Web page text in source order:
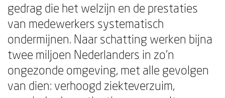
gedrag die het welzijn en de prestaties
van medewerkers systematisch
ondermijnen. Naar schatting werken bijna
twee miljoen Nederlanders in zo'n
ongezonde omgeving, met alle gevolgen
van dien: verhoogd ziekteverzuim,